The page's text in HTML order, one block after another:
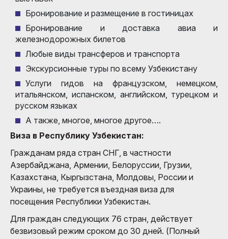
Бронирование и размещение в гостиницах
Бронирование и доставка авиа и
железнодорожных билетов
Любые виды трансферов и транспорта
Экскурсионные туры по всему Узбекистану
Услуги гидов на французском, немецком,
итальянском, испанском, английском, турецком и
русском языках
А также, многое, многое другое….
Виза в Республику Узбекистан:
Гражданам ряда стран СНГ, в частности
Азербайджана, Армении, Белоруссии, Грузии,
Казахстана, Кыргызстана, Молдовы, России и
Украины, не требуется въездная виза для
посещения Республики Узбекистан.
Для граждан следующих 76 стран, действует
безвизовый режим сроком до 30 дней. (Полный